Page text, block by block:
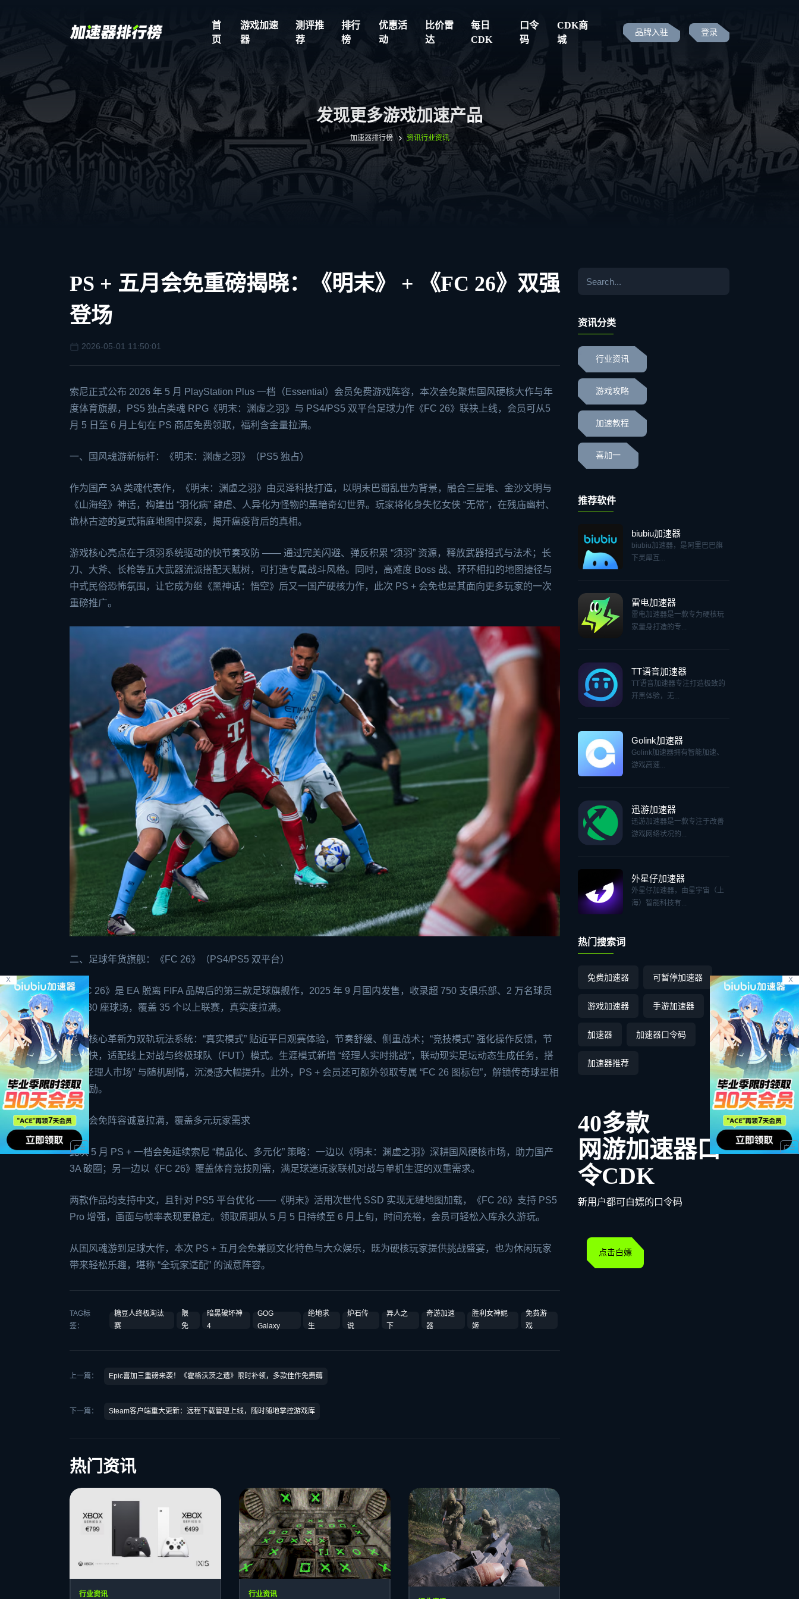
首
页
游戏加速
器
测评推
荐
排行
榜
优惠活
动
比价雷
达
每日
CDK
口令
码
CDK商
城
品牌入驻 登录
X X
发现更多游戏加速产品
加速器排行榜 资讯行业资讯
PS + 五月会免重磅揭晓：《明末》 + 《FC 26》双强
登场
2026-05-01 11:50:01
索尼正式公布 2026 年 5 月 PlayStation Plus 一档（Essential）会员免费游戏阵容，本次会免聚焦国风硬核大作与年
度体育旗舰，PS5 独占类魂 RPG《明末：渊虚之羽》与 PS4/PS5 双平台足球力作《FC 26》联袂上线，会员可从5
月 5 日至 6 月上旬在 PS 商店免费领取，福利含金量拉满。
一、国风魂游新标杆：《明末：渊虚之羽》（PS5 独占）
作为国产 3A 类魂代表作，《明末：渊虚之羽》由灵泽科技打造，以明末巴蜀乱世为背景，融合三星堆、金沙文明与
《山海经》神话，构建出 “羽化病” 肆虐、人异化为怪物的黑暗奇幻世界。玩家将化身失忆女侠 “无常”，在残庙幽村、
诡林古迹的复式箱庭地图中探索，揭开瘟疫背后的真相。
游戏核心亮点在于须羽系统驱动的快节奏攻防 —— 通过完美闪避、弹反积累 “须羽” 资源，释放武器招式与法术；长
刀、大斧、长枪等五大武器流派搭配天赋树，可打造专属战斗风格。同时，高难度 Boss 战、环环相扣的地图捷径与
中式民俗恐怖氛围，让它成为继《黑神话：悟空》后又一国产硬核力作，此次 PS + 会免也是其面向更多玩家的一次
重磅推广。
二、足球年货旗舰：《FC 26》（PS4/PS5 双平台）
《FC 26》是 EA 脱离 FIFA 品牌后的第三款足球旗舰作，2025 年 9 月国内发售，收录超 750 支俱乐部、2 万名球员
与 130 座球场，覆盖 35 个以上联赛，真实度拉满。
本作核心革新为双轨玩法系统：“真实模式” 贴近平日观赛体验，节奏舒缓、侧重战术；“竞技模式” 强化操作反馈，节
奏更快，适配线上对战与终极球队（FUT）模式。生涯模式新增 “经理人实时挑战”，联动现实足坛动态生成任务，搭
配 “经理人市场” 与随机剧情，沉浸感大幅提升。此外，PS + 会员还可额外领取专属 “FC 26 图标包”，解锁传奇球星相
关奖励。
三、会免阵容诚意拉满，覆盖多元玩家需求
此次 5 月 PS + 一档会免延续索尼 “精品化、多元化” 策略：一边以《明末：渊虚之羽》深耕国风硬核市场，助力国产
3A 破圈；另一边以《FC 26》覆盖体育竞技刚需，满足球迷玩家联机对战与单机生涯的双重需求。
两款作品均支持中文，且针对 PS5 平台优化 ——《明末》活用次世代 SSD 实现无缝地图加载，《FC 26》支持 PS5
Pro 增强，画面与帧率表现更稳定。领取周期从 5 月 5 日持续至 6 月上旬，时间充裕，会员可轻松入库永久游玩。
从国风魂游到足球大作，本次 PS + 五月会免兼顾文化特色与大众娱乐，既为硬核玩家提供挑战盛宴，也为休闲玩家
带来轻松乐趣，堪称 “全玩家适配” 的诚意阵容。
TAG标
签：
糖豆人终极淘汰
赛
限
免
暗黑破坏神
4
GOG
Galaxy
绝地求
生
炉石传
说
异人之
下
奇游加速
器
胜利女神妮
姬
免费游
戏
上一篇： Epic喜加三重磅来袭！《霍格沃茨之遗》限时补领，多款佳作免费薅
下一篇： Steam客户端重大更新：远程下载管理上线，随时随地掌控游戏库
热门资讯
行业资讯 行业资讯
资讯分类
行业资讯
游戏攻略
加速教程
喜加一
推荐软件
biubiu加速器
biubiu加速器，是阿里巴巴旗
下灵犀互...
雷电加速器
雷电加速器是一款专为硬核玩
家量身打造的专...
TT语音加速器
TT语音加速器专注打造极致的
开黑体验，无...
Golink加速器
Golink加速器拥有智能加速、
游戏高速...
迅游加速器
迅游加速器是一款专注于改善
游戏网络状况的...
外星仔加速器
外星仔加速器，由星宇宙（上
海）智能科技有...
热门搜索词
免费加速器 可暂停加速器
游戏加速器 手游加速器
加速器 加速器口令码
加速器推荐
40多款
网游加速器口
令CDK
新用户都可白嫖的口令码
点击白嫖